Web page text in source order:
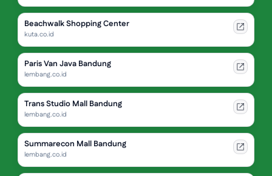
Beachwalk Shopping Center
kuta.co.id
Paris Van Java Bandung
lembang.co.id
Trans Studio Mall Bandung
lembang.co.id
Summarecon Mall Bandung
lembang.co.id